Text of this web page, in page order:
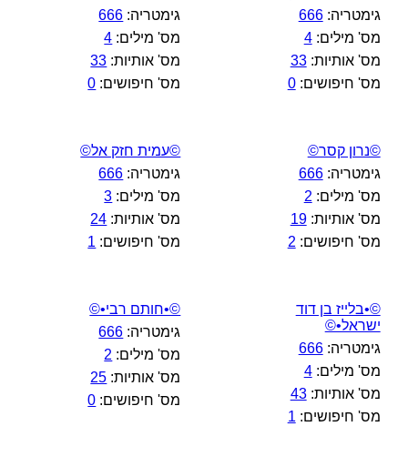
גימטריה:666
מס' מילים:4
מס' אותיות:33
מס' חיפושים:0
גימטריה: 666
מס' מילים: 4
מס' אותיות: 33
מס' חיפושים: 0
©נרון קסר©
גימטריה:666
מס' מילים: 2
מס' אותיות:19
מס' חיפושים: 2
©עמית חזק אל©
גימטריה: 666
מס' מילים: 3
מס' אותיות: 24
מס' חיפושים: 1
©•בלייז בן דוד
ישראל•©
גימטריה:666
מס' מילים:4
מס' אותיות:43
מס' חיפושים: 1
©•חותם רבי•©
גימטריה: 666
מס' מילים: 2
מס' אותיות: 25
מס' חיפושים: 0